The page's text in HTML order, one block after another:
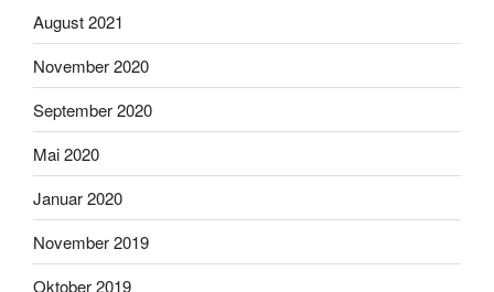
August 2021
November 2020
September 2020
Mai 2020
Januar 2020
November 2019
Oktober 2019